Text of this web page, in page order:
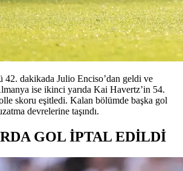
42. dakikada Julio Enciso’dan geldi ve
ise ikinci yarıda Kai Havertz’in 54.
skoru eşitledi. Kalan bölümde başka gol
devrelerine taşındı.
GOL İPTAL EDİLDİ